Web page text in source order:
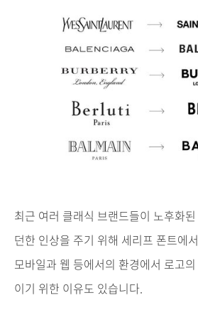
최근 여러 클래식 브랜드들이 노후화된
던한 인상을 주기 위해 세리프 폰트에서
모바일과 웹 등에서의 환경에서 로고의
이기 위한 이유도 있습니다.